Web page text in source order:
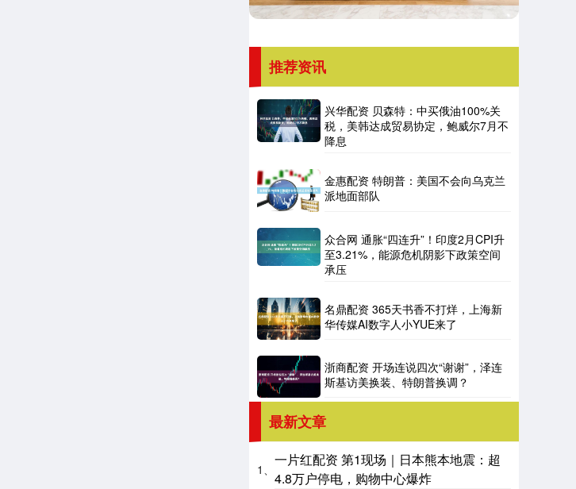
推荐资讯
兴华配资 贝森特：中买俄油100%关
税，美韩达成贸易协定，鲍威尔7月不
降息
金惠配资 特朗普：美国不会向乌克兰
派地面部队
众合网 通胀“四连升”！印度2月CPI升
至3.21%，能源危机阴影下政策空间
承压
名鼎配资 365天书香不打烊，上海新
华传媒AI数字人小YUE来了
浙商配资 开场连说四次“谢谢”，泽连
斯基访美换装、特朗普换调？
最新文章
1、
一片红配资 第1现场｜日本熊本地震：超
4.8万户停电，购物中心爆炸